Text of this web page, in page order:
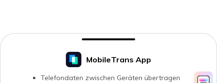
MobileTrans App
Telefondaten zwischen Geräten übertragen